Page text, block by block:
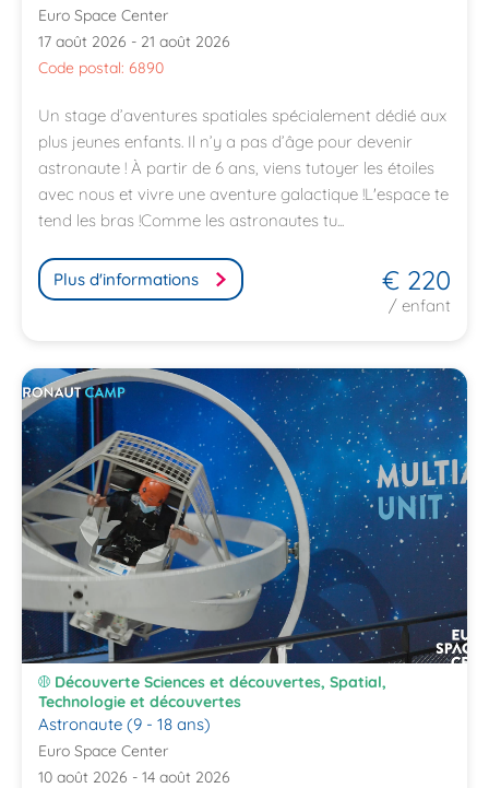
Euro Space Center
17 août 2026 - 21 août 2026
Code postal: 6890
Un stage d’aventures spatiales spécialement dédié aux
plus jeunes enfants. Il n’y a pas d’âge pour devenir
astronaute ! À partir de 6 ans, viens tutoyer les étoiles
avec nous et vivre une aventure galactique !L'espace te
tend les bras !Comme les astronautes tu...
Plus d'informations € 220
/ enfant
Découverte Sciences et découvertes, Spatial,
Technologie et découvertes
Astronaute (9 - 18 ans)
Euro Space Center
10 août 2026 - 14 août 2026